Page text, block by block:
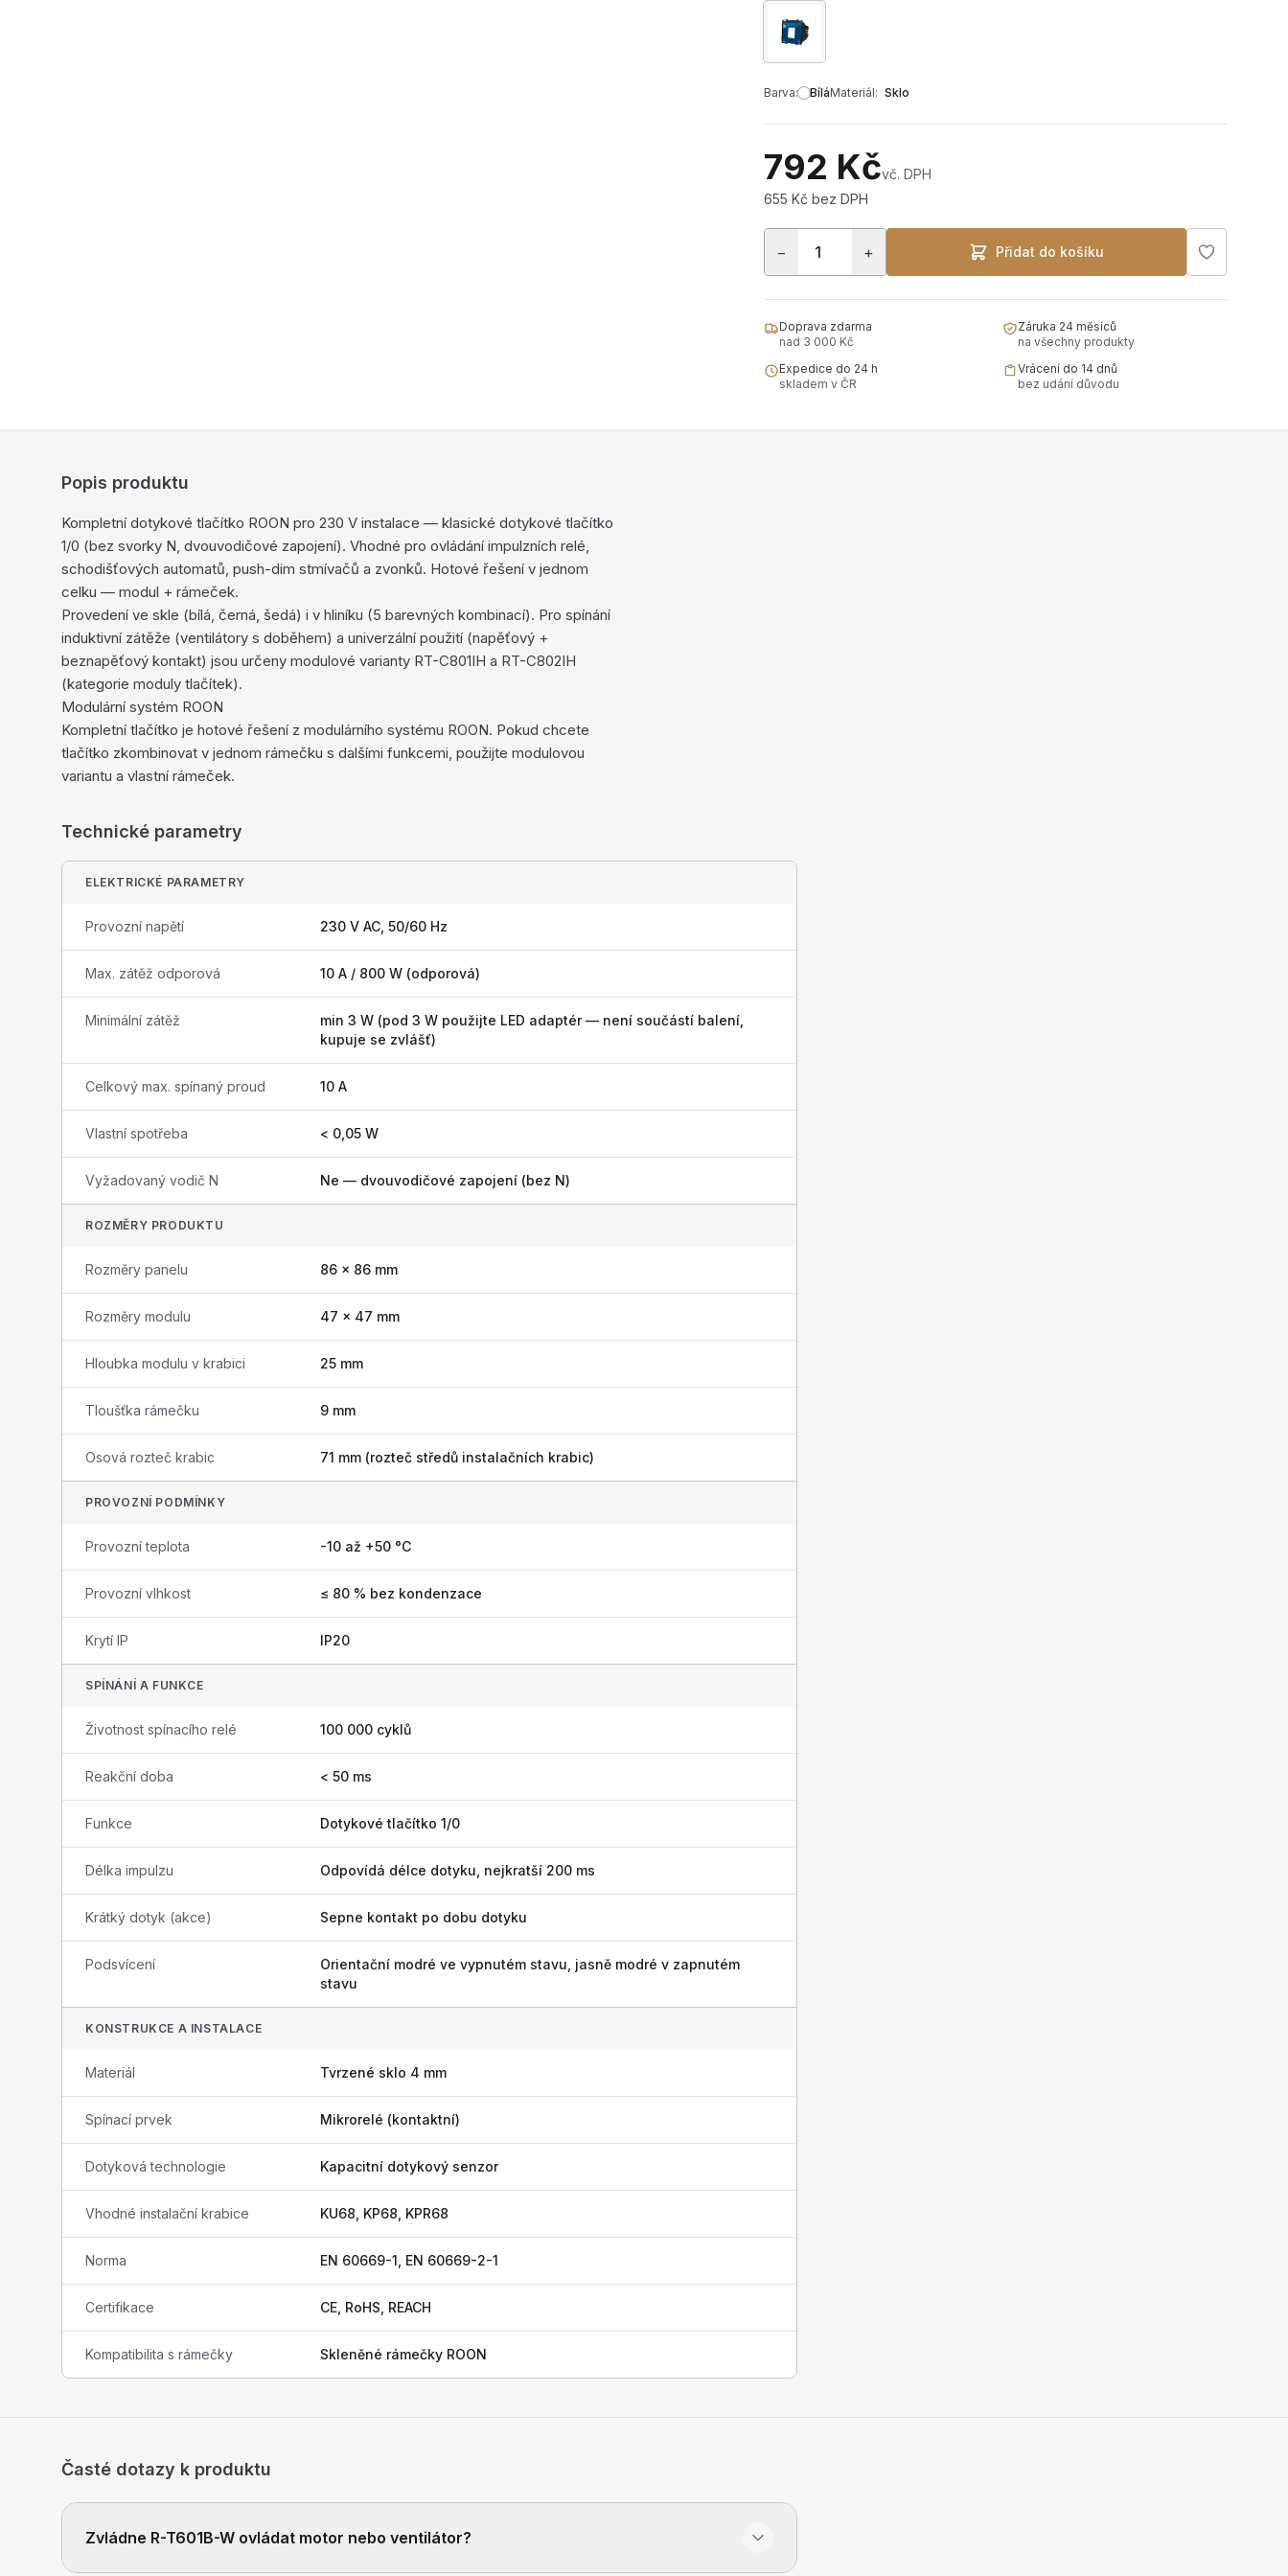
Barva: BíláMateriál: Sklo
792 Kčvč. DPH
655 Kč bez DPH
− + Přidat do košíku
Doprava zdarma
nad 3 000 Kč
Záruka 24 měsíců
na všechny produkty
Expedice do 24 h
skladem v ČR
Vrácení do 14 dnů
bez udání důvodu
Popis produktu
Kompletní dotykové tlačítko ROON pro 230 V instalace — klasické dotykové tlačítko
1/0 (bez svorky N, dvouvodičové zapojení). Vhodné pro ovládání impulzních relé,
schodišťových automatů, push-dim stmívačů a zvonků. Hotové řešení v jednom
celku — modul + rámeček.
Provedení ve skle (bílá, černá, šedá) i v hliníku (5 barevných kombinací). Pro spínání
induktivní zátěže (ventilátory s doběhem) a univerzální použití (napěťový +
beznapěťový kontakt) jsou určeny modulové varianty RT-C801IH a RT-C802IH
(kategorie moduly tlačítek).
Modulární systém ROON
Kompletní tlačítko je hotové řešení z modulárního systému ROON. Pokud chcete
tlačítko zkombinovat v jednom rámečku s dalšími funkcemi, použijte modulovou
variantu a vlastní rámeček.
Technické parametry
ELEKTRICKÉ PARAMETRY
Provozní napětí 230 V AC, 50/60 Hz
Max. zátěž odporová 10 A / 800 W (odporová)
Minimální zátěž
min 3 W (pod 3 W použijte LED adaptér — není součástí balení,
kupuje se zvlášť)
Celkový max. spínaný proud 10 A
Vlastní spotřeba < 0,05 W
Vyžadovaný vodič N Ne — dvouvodičové zapojení (bez N)
ROZMĚRY PRODUKTU
Rozměry panelu 86 × 86 mm
Rozměry modulu 47 × 47 mm
Hloubka modulu v krabici 25 mm
Tloušťka rámečku 9 mm
Osová rozteč krabic 71 mm (rozteč středů instalačních krabic)
PROVOZNÍ PODMÍNKY
Provozní teplota -10 až +50 °C
Provozní vlhkost ≤ 80 % bez kondenzace
Krytí IP IP20
SPÍNÁNÍ A FUNKCE
Životnost spínacího relé 100 000 cyklů
Reakční doba < 50 ms
Funkce Dotykové tlačítko 1/0
Délka impulzu Odpovídá délce dotyku, nejkratší 200 ms
Krátký dotyk (akce) Sepne kontakt po dobu dotyku
Podsvícení
Orientační modré ve vypnutém stavu, jasně modré v zapnutém
stavu
KONSTRUKCE A INSTALACE
Materiál Tvrzené sklo 4 mm
Spínací prvek Mikrorelé (kontaktní)
Dotyková technologie Kapacitní dotykový senzor
Vhodné instalační krabice KU68, KP68, KPR68
Norma EN 60669-1, EN 60669-2-1
Certifikace CE, RoHS, REACH
Kompatibilita s rámečky Skleněné rámečky ROON
Časté dotazy k produktu
Zvládne R-T601B-W ovládat motor nebo ventilátor?